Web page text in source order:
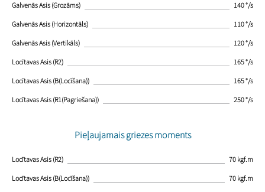
Galvenās Asis (Grozāms)
140 °/s
Galvenās Asis (Horizontāls)
110 °/s
Galvenās Asis (Vertikāls)
120 °/s
Locītavas Asis (R2)
165 °/s
Locītavas Asis (B(Locīšana))
165 °/s
Locītavas Asis (R1(Pagriešana))
250 °/s
Pieļaujamais griezes moments
Locītavas Asis (R2)
70 kgf.m
Locītavas Asis (B(Locīšana))
70 kgf.m